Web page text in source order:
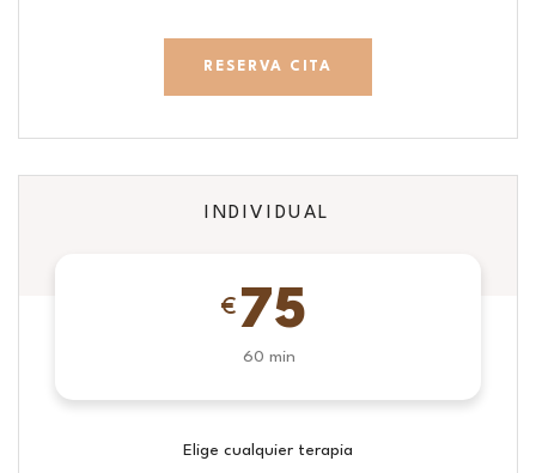
RESERVA CITA
INDIVIDUAL
€ 75
60 min
Elige cualquier terapia